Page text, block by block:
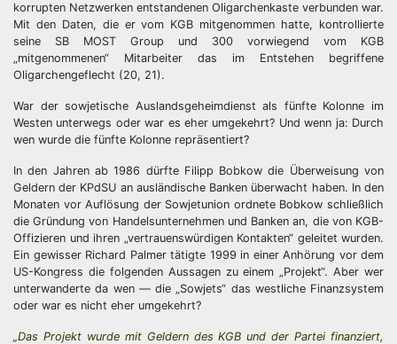
korrupten Netzwerken entstandenen Oligarchenkaste verbunden war.
Mit den Daten, die er vom KGB mitgenommen hatte, kontrollierte
seine SB MOST Group und 300 vorwiegend vom KGB
„mitgenommenen“ Mitarbeiter das im Entstehen begriffene
Oligarchengeflecht (20, 21).
War der sowjetische Auslandsgeheimdienst als fünfte Kolonne im
Westen unterwegs oder war es eher umgekehrt? Und wenn ja: Durch
wen wurde die fünfte Kolonne repräsentiert?
In den Jahren ab 1986 dürfte Filipp Bobkow die Überweisung von
Geldern der KPdSU an ausländische Banken überwacht haben. In den
Monaten vor Auflösung der Sowjetunion ordnete Bobkow schließlich
die Gründung von Handelsunternehmen und Banken an, die von KGB-
Offizieren und ihren „vertrauenswürdigen Kontakten“ geleitet wurden.
Ein gewisser Richard Palmer tätigte 1999 in einer Anhörung vor dem
US-Kongress die folgenden Aussagen zu einem „Projekt“. Aber wer
unterwanderte da wen — die „Sowjets“ das westliche Finanzsystem
oder war es nicht eher umgekehrt?
„Das Projekt wurde mit Geldern des KGB und der Partei finanziert,